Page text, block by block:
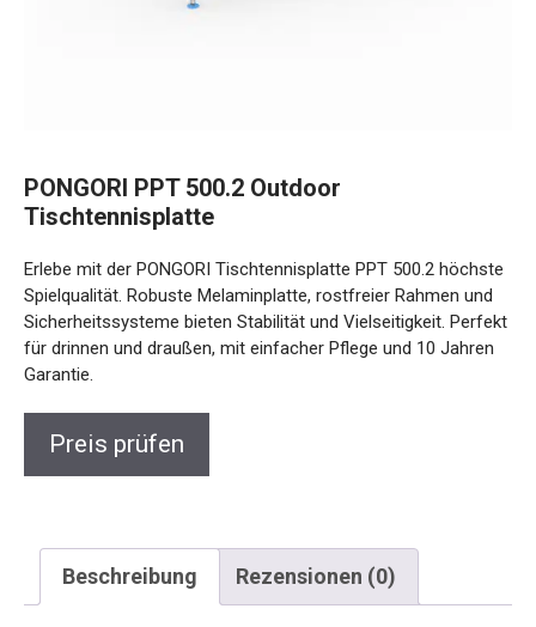
Tischtennisplatte
höchste Spielqualität. Robuste Melaminplatte, rostfreier
Rahmen und Sicherheitssysteme bieten Stabilität und
Vielseitigkeit. Perfekt für drinnen und draußen, mit einfacher
Pflege und 10 Jahren Garantie.
Beschreibung Rezensionen (0)